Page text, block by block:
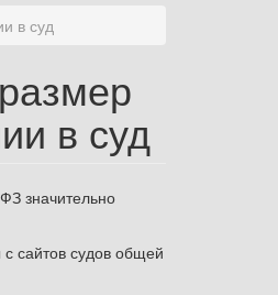
в суд
в суд
значительно
сайтов судов общей